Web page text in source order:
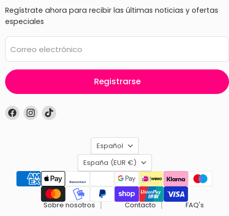
Regístrate ahora para recibir las últimas noticias y ofertas
especiales
Correo electrónico
Registrarse
Encuéntrenos
en
Encuéntrenos
en
Encuéntrenos
Idioma
Español
País
España (EUR €)
Sobre nosotros Contacto FAQ's